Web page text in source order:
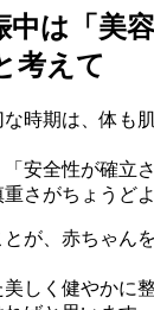
中は「美
考えて
時期は、体も
安全性が確立
さがちょうど
が、赤ちゃん
しく健やかに